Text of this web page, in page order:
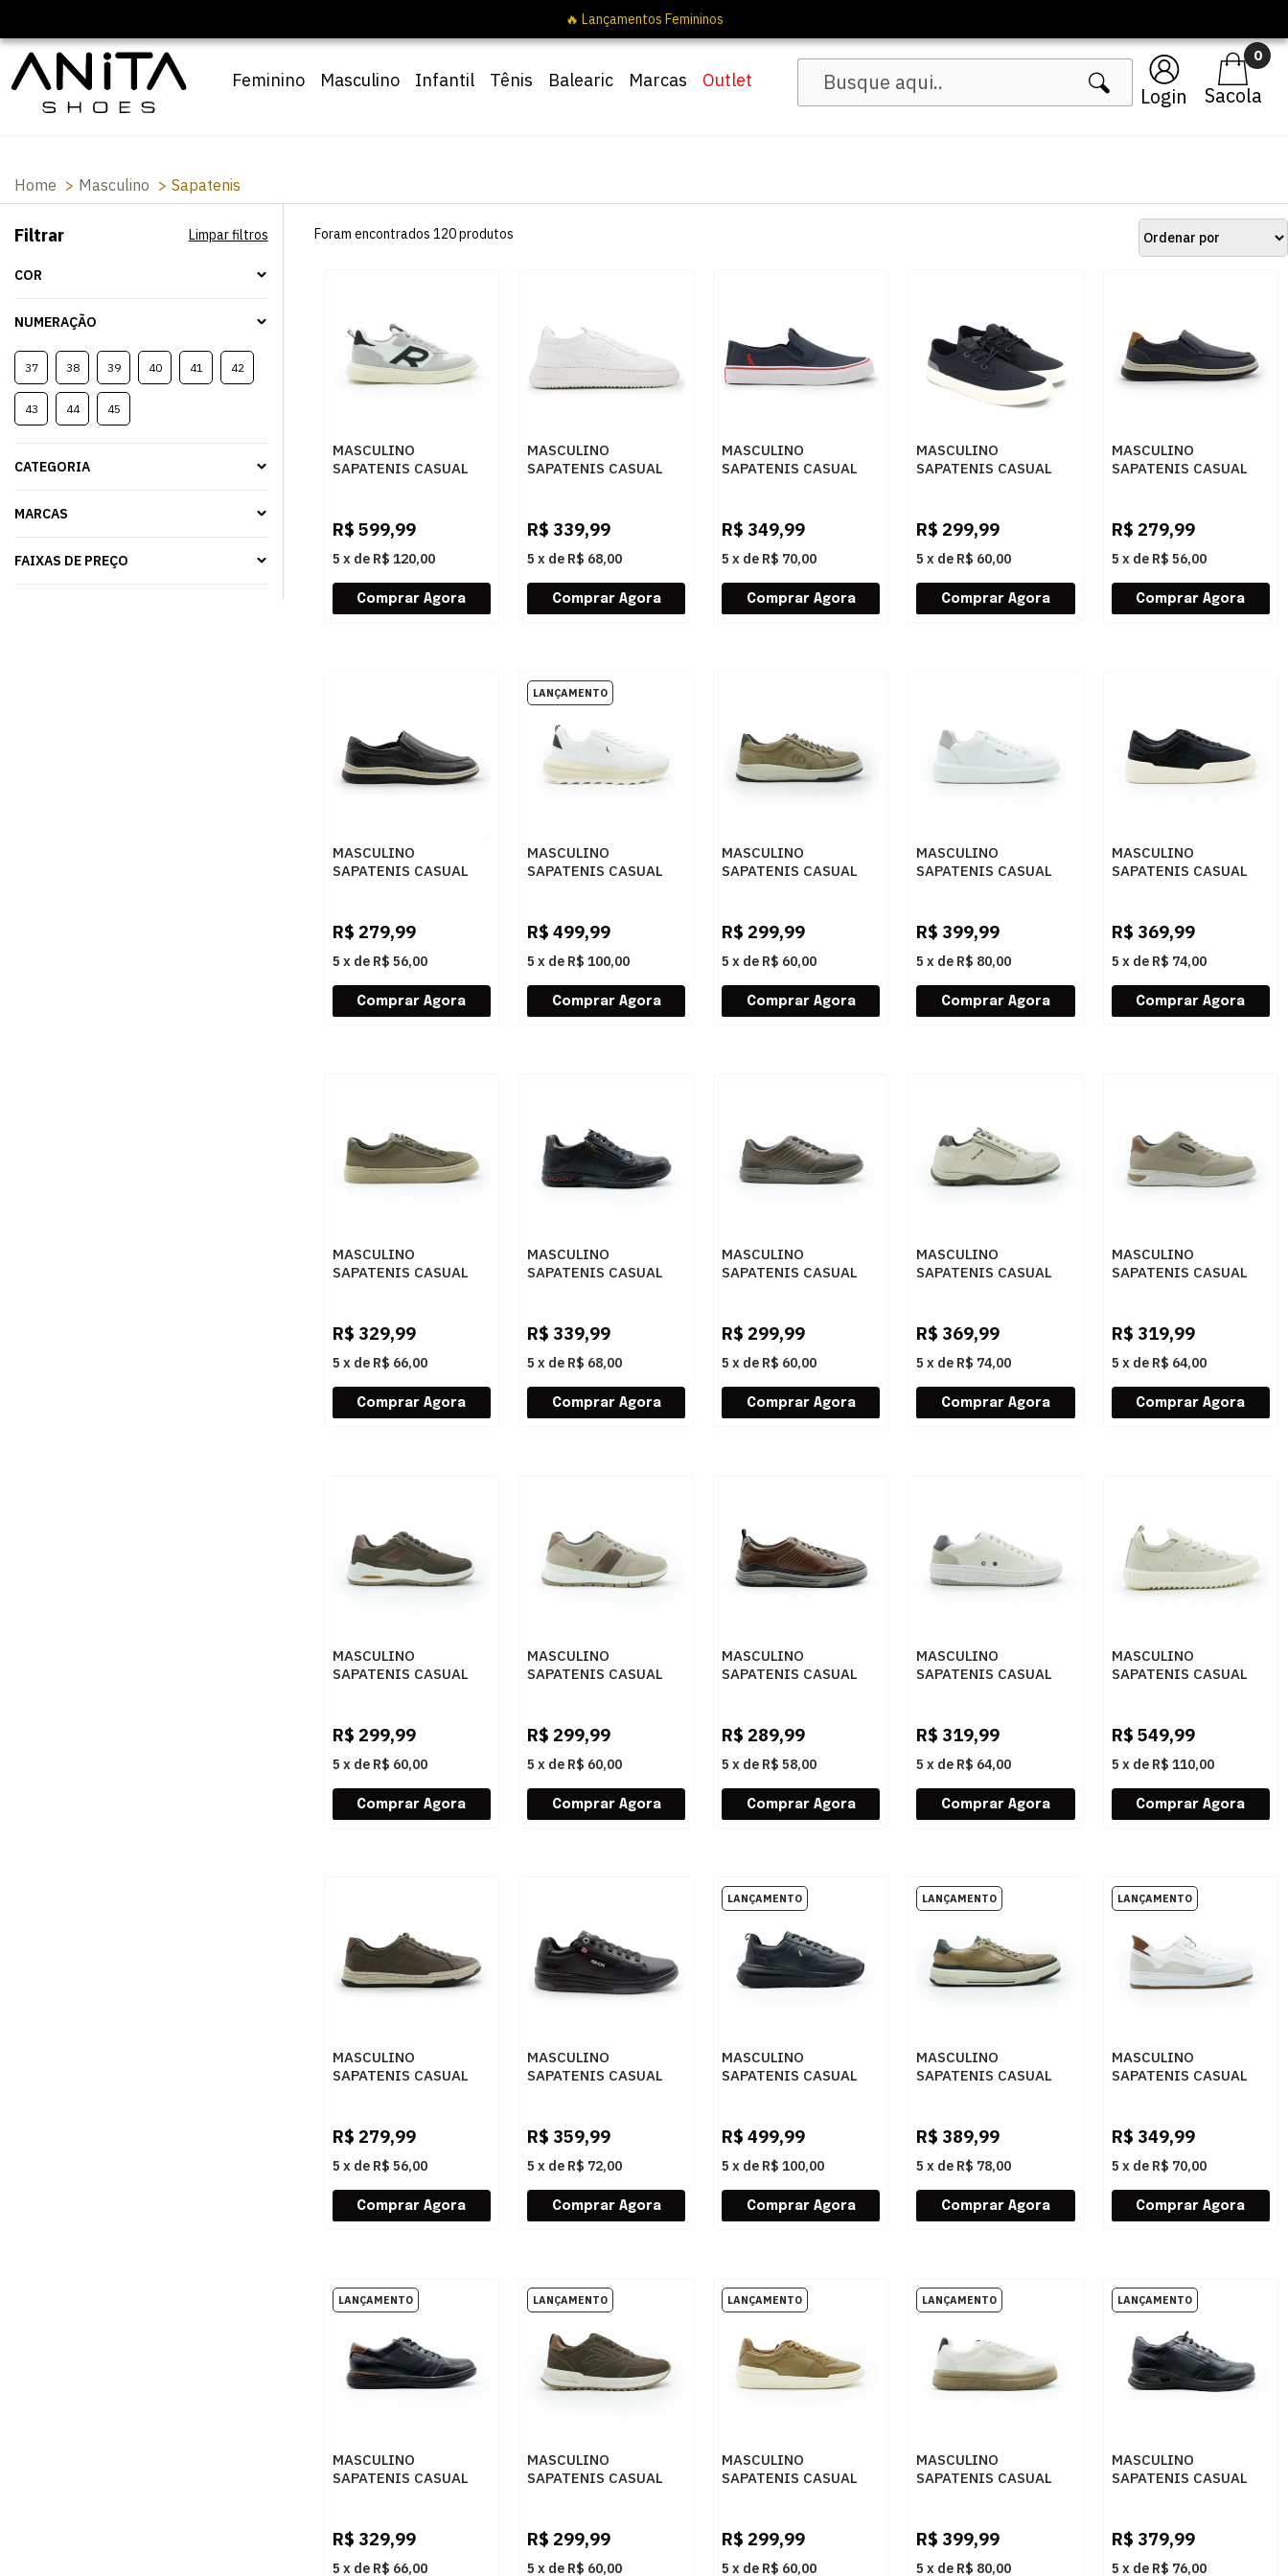
Login
0
Feminino Masculino Infantil Tênis Balearic Marcas Outlet
Home Masculino Sapatenis
Filtrar Limpar filtros
COR
NUMERAÇÃO
37 38 39 40 41 42
43 44 45
CATEGORIA
MARCAS
FAIXAS DE PREÇO
Foram encontrados 120produtos
MASCULINO
SAPATENIS CASUAL
R$ 599,99
5 x de R$ 120,00
MASCULINO
SAPATENIS CASUAL
R$ 339,99
5 x de R$ 68,00
MASCULINO
SAPATENIS CASUAL
R$ 349,99
5 x de R$ 70,00
MASCULINO
SAPATENIS CASUAL
R$ 299,99
5 x de R$ 60,00
MASCULINO
SAPATENIS CASUAL
R$ 279,99
5 x de R$ 56,00
MASCULINO
SAPATENIS CASUAL
R$ 279,99
5 x de R$ 56,00
MASCULINO
SAPATENIS CASUAL
R$ 499,99
5 x de R$ 100,00
MASCULINO
SAPATENIS CASUAL
R$ 299,99
5 x de R$ 60,00
MASCULINO
SAPATENIS CASUAL
R$ 399,99
5 x de R$ 80,00
MASCULINO
SAPATENIS CASUAL
PRETO
R$ 369,99
5 x de R$ 74,00
MASCULINO
SAPATENIS CASUAL
R$ 329,99
5 x de R$ 66,00
MASCULINO
SAPATENIS CASUAL
PRETO/WASHED
BORDO
R$ 339,99
5 x de R$ 68,00
MASCULINO
SAPATENIS CASUAL
TABACO/DARK BROWN
R$ 299,99
5 x de R$ 60,00
MASCULINO
SAPATENIS CASUAL
PALHA/CAFE
R$ 369,99
5 x de R$ 74,00
MASCULINO
SAPATENIS CASUAL
CONHAQUE
R$ 319,99
5 x de R$ 64,00
MASCULINO
SAPATENIS CASUAL
CHOCOLATE/PULL UP
CONHAQUE
R$ 299,99
5 x de R$ 60,00
MASCULINO
SAPATENIS CASUAL
AREIA/PULL UP
CONHAQ
R$ 299,99
5 x de R$ 60,00
MASCULINO
SAPATENIS CASUAL
R$ 289,99
5 x de R$ 58,00
MASCULINO
SAPATENIS CASUAL
R$ 319,99
5 x de R$ 64,00
MASCULINO
SAPATENIS CASUAL
R$ 549,99
5 x de R$ 110,00
MASCULINO
SAPATENIS CASUAL
R$ 279,99
5 x de R$ 56,00
MASCULINO
SAPATENIS CASUAL
DUBAY PRETO
R$ 359,99
5 x de R$ 72,00
MASCULINO
SAPATENIS CASUAL
R$ 499,99
5 x de R$ 100,00
MASCULINO
SAPATENIS CASUAL
R$ 389,99
5 x de R$ 78,00
MASCULINO
SAPATENIS CASUAL
BRANCO
R$ 349,99
5 x de R$ 70,00
MASCULINO
SAPATENIS CASUAL
UP CONHAQUE
R$ 329,99
5 x de R$ 66,00
MASCULINO
SAPATENIS CASUAL
CHOCOLATE/PULL UP
CONHAQUE
R$ 299,99
5 x de R$ 60,00
MASCULINO
SAPATENIS CASUAL
R$ 299,99
5 x de R$ 60,00
MASCULINO
SAPATENIS CASUAL
R$ 399,99
5 x de R$ 80,00
MASCULINO
SAPATENIS CASUAL
R$ 379,99
5 x de R$ 76,00